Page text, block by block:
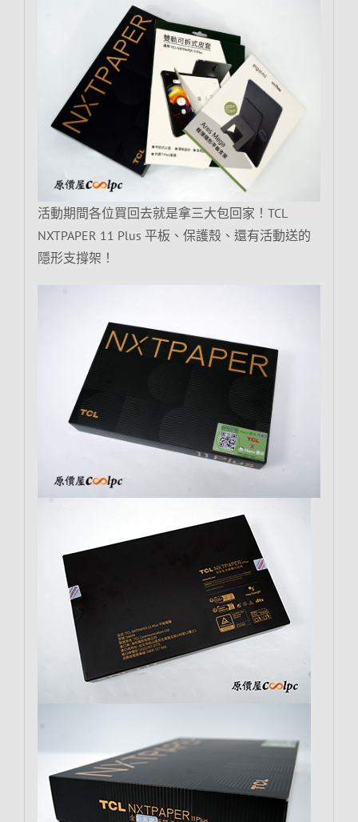
活動期間各位買回去就是拿三大包回家！TCL
NXTPAPER 11 Plus 平板、保護殼、還有活動送的
隱形支撐架！